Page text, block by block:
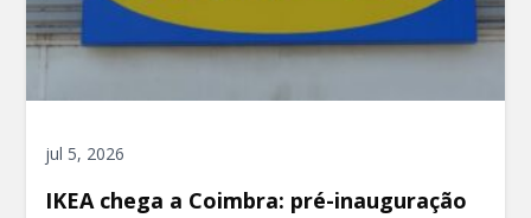
jul 5, 2026
IKEA chega a Coimbra: pré-inauguração